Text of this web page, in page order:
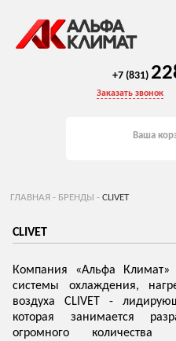
Ваша
+7 (831)
Заказать звонок
ГЛАВНАЯ - БРЕНДЫ - CLIVET
CLIVET
Компания «Альфа Климат»
системы охлаждения,
воздуха CLIVET -
которая занимается
огромного